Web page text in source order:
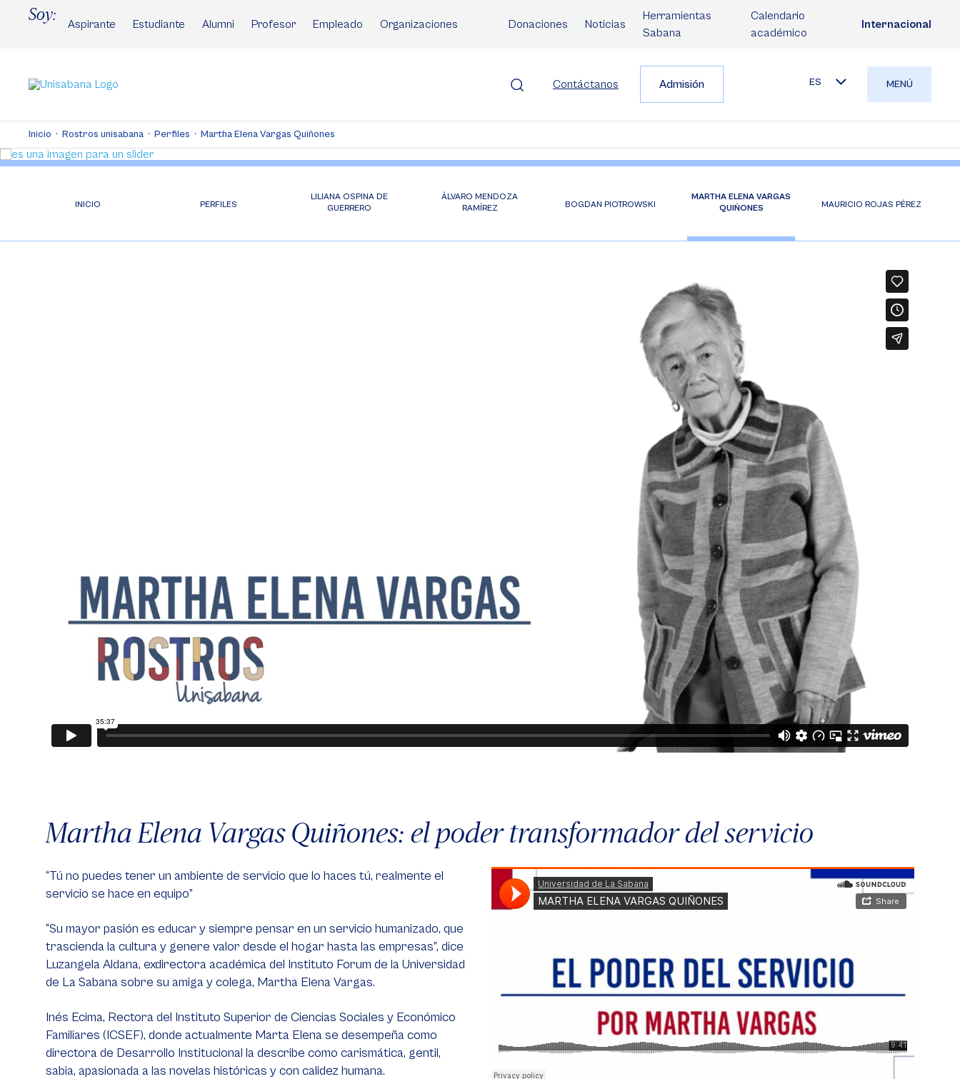
Soy:
Aspirante Estudiante Alumni Profesor Empleado Organizaciones Donaciones Noticias
Herramientas
Sabana
Calendario
académico
Internacional
Contáctanos Admisión ES MENÚ
Inicio Rostros unisabana Perfiles Martha Elena Vargas Quiñones
INICIO PERFILES
LILIANA OSPINA DE
GUERRERO
ÁLVARO MENDOZA
RAMÍREZ
BOGDAN PIOTROWSKI
MARTHA ELENA VARGAS
QUIÑONES
MAURICIO ROJAS PÉREZ
Martha Elena Vargas Quiñones: el poder transformador del servicio
“Tú no puedes tener un ambiente de servicio que lo haces tú, realmente el
servicio se hace en equipo”
“Su mayor pasión es educar y siempre pensar en un servicio humanizado, que
trascienda la cultura y genere valor desde el hogar hasta las empresas”, dice
Luzangela Aldana, exdirectora académica del Instituto Forum de la Universidad
de La Sabana sobre su amiga y colega, Martha Elena Vargas.
Inés Ecima, Rectora del Instituto Superior de Ciencias Sociales y Económico
Familiares (ICSEF), donde actualmente Marta Elena se desempeña como
directora de Desarrollo Institucional la describe como carismática, gentil,
sabia, apasionada a las novelas históricas y con calidez humana.